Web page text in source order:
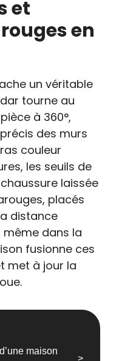
et
en
un véritable
tourne au
à 360°,
des murs
couleur
les seuils de
laissée
placés
distance
dans la
fusionne ces
met à jour la
maison